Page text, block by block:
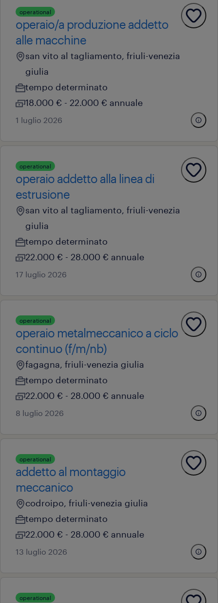
operational
operaio/a produzione addetto
alle macchine
san vito al tagliamento, friuli-venezia
giulia
tempo determinato
18.000 € - 22.000 € annuale
1 luglio 2026
operational
operaio addetto alla linea di
estrusione
san vito al tagliamento, friuli-venezia
giulia
tempo determinato
22.000 € - 28.000 € annuale
17 luglio 2026
operational
operaio metalmeccanico a ciclo
continuo (f/m/nb)
fagagna, friuli-venezia giulia
tempo determinato
22.000 € - 28.000 € annuale
8 luglio 2026
operational
addetto al montaggio
meccanico
codroipo, friuli-venezia giulia
tempo determinato
22.000 € - 28.000 € annuale
13 luglio 2026
operational